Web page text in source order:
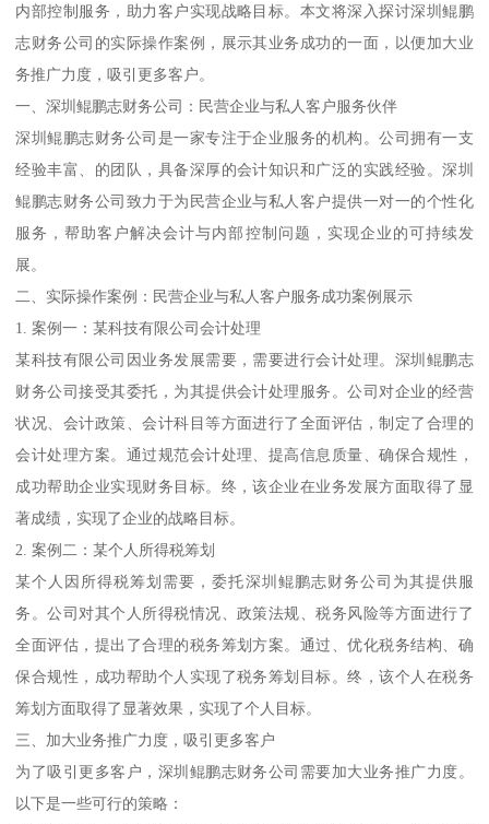
内部控制服务，助力客户实现战略目标。本文将深入探讨深圳鲲鹏
志财务公司的实际操作案例，展示其业务成功的一面，以便加大业
务推广力度，吸引更多客户。
一、深圳鲲鹏志财务公司：民营企业与私人客户服务伙伴
深圳鲲鹏志财务公司是一家专注于企业服务的机构。公司拥有一支
经验丰富、的团队，具备深厚的会计知识和广泛的实践经验。深圳
鲲鹏志财务公司致力于为民营企业与私人客户提供一对一的个性化
服务，帮助客户解决会计与内部控制问题，实现企业的可持续发
展。
二、实际操作案例：民营企业与私人客户服务成功案例展示
1. 案例一：某科技有限公司会计处理
某科技有限公司因业务发展需要，需要进行会计处理。深圳鲲鹏志
财务公司接受其委托，为其提供会计处理服务。公司对企业的经营
状况、会计政策、会计科目等方面进行了全面评估，制定了合理的
会计处理方案。通过规范会计处理、提高信息质量、确保合规性，
成功帮助企业实现财务目标。终，该企业在业务发展方面取得了显
著成绩，实现了企业的战略目标。
2. 案例二：某个人所得税筹划
某个人因所得税筹划需要，委托深圳鲲鹏志财务公司为其提供服
务。公司对其个人所得税情况、政策法规、税务风险等方面进行了
全面评估，提出了合理的税务筹划方案。通过、优化税务结构、确
保合规性，成功帮助个人实现了税务筹划目标。终，该个人在税务
筹划方面取得了显著效果，实现了个人目标。
三、加大业务推广力度，吸引更多客户
为了吸引更多客户，深圳鲲鹏志财务公司需要加大业务推广力度。
以下是一些可行的策略：